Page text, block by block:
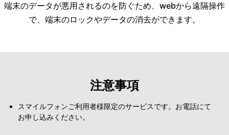
端末のデータが悪用されるのを防ぐため、webから遠隔操作
で、端末のロックやデータの消去ができます。
注意事項
スマイルフォンご利用者様限定のサービスです。お電話にて
お申し込みください。